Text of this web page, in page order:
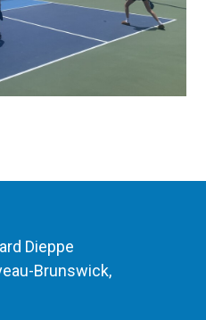
Dieppe
Brunswick,